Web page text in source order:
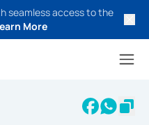
seamless access to the
More